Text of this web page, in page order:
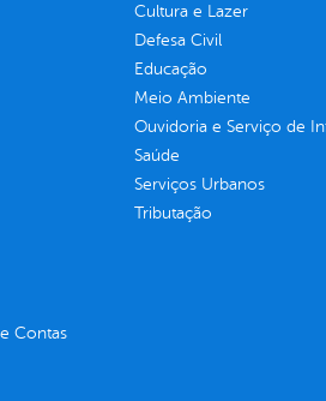
Contas
Cultura e Lazer
Defesa Civil
Educação
Meio Ambiente
Ouvidoria e Serviço de
Saúde
Serviços Urbanos
Tributação